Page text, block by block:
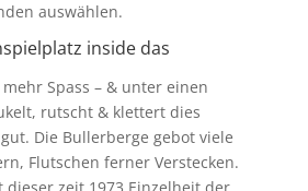
auswählen.
inside das
Spass – & unter einen
rutscht & klettert dies
Die Bullerberge gebot viele
Flutschen ferner Verstecken.